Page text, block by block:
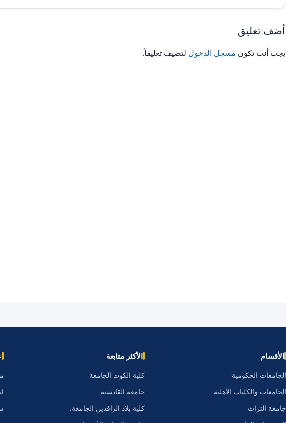
أضف تعليق
يجب أنت تكون مسجل الدخول لتضيف تعليقاً.
الأقسام
الجامعات الحكومية
الجامعات والكليات الأهلية
جامعة التراث
الأكثر متابعة
كلية الكوت الجامعة
جامعة القادسية
كلية بلاد الرافدين الجامعة.